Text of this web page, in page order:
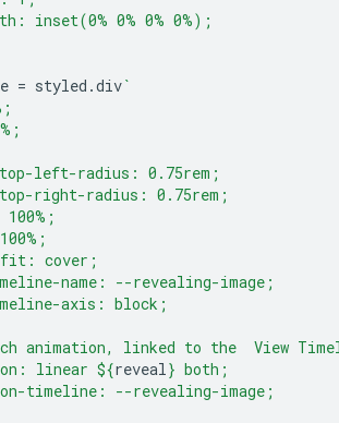
inset(0% 0% 0% 0%);
= styled .div`
left-radius: 0.75rem;
right-radius: 0.75rem;
100%;
cover;
name: --revealing-image;
axis: block;
animation, linked to the  View
linear
${reveal} both;
timeline: --revealing-image;